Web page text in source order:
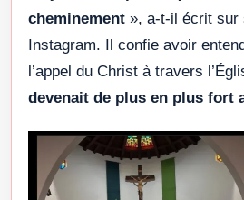
cheminement », a-t-il écrit sur
Instagram. Il confie avoir
l’appel du Christ à travers
devenait de plus en plus fort